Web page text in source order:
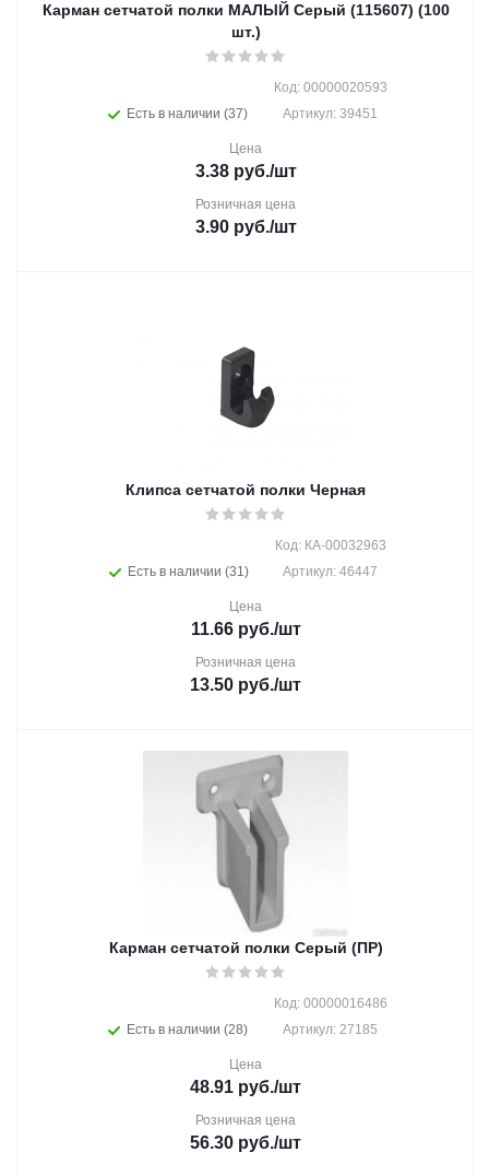
Карман сетчатой полки МАЛЫЙ Серый (115607) (100
шт.)
Есть в наличии (37)
Код: 00000020593
Артикул: 39451
Цена
3.38руб./шт
Розничная цена
3.90руб./шт
Клипса сетчатой полки Черная
Есть в наличии (31)
Код: КА-00032963
Артикул: 46447
Цена
11.66руб./шт
Розничная цена
13.50 руб./шт
Карман сетчатой полки Cерый (ПР)
Есть в наличии (28)
Код: 00000016486
Артикул: 27185
Цена
48.91 руб./шт
Розничная цена
56.30 руб./шт